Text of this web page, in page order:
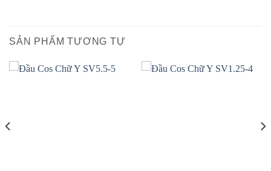
SẢN PHẨM TƯƠNG TỰ